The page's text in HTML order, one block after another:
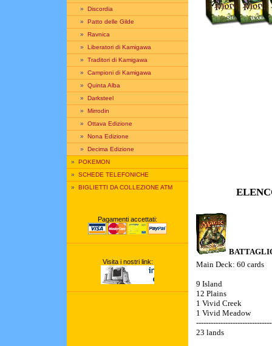
» Discordia
» Patto delle Gilde
» Ravnica
» Liberatori di Kamigawa
» Traditori di Kamigawa
» Campioni di Kamigawa
» Quinta Alba
» Darksteel
» Mirrodin
» Ottava Edizione
» Nona Edizione
» Decima Edizione
» POKEMON
» SCHEDE TELEFONICHE
» BIGLIETTI DA COLLEZIONE ATM
Pagamenti accettati:
Visita i nostri link:
Main Deck: 60 cards
9 Island
12 Plains
1 Vivid Creek
1 Vivid Meadow
23 lands